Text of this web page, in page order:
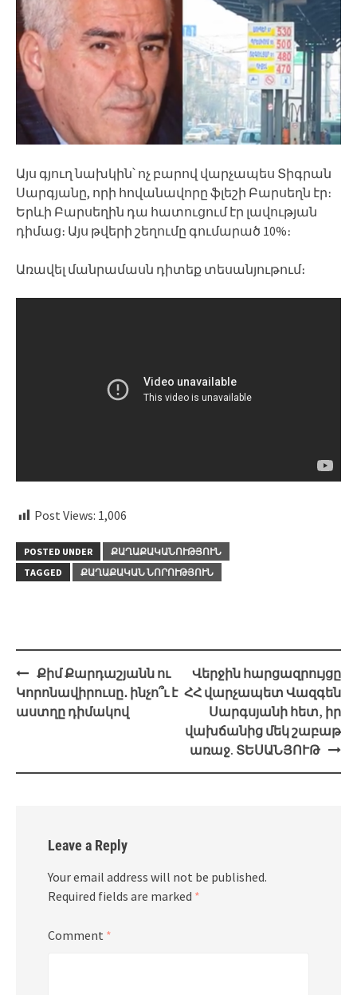
Այս գյուղ նախկին՝ ոչ բարով վարչապես Տիգրան
Սարգյանը, որի հովանավորը ֆլեշի Բարսեղն էր։
Երևի Բարսեղին դա հատուցում էր լավության
դիմաց։ Այս թվերի շեղումը գումարած 10%։
Առավել մանրամասն դիտեք տեսանյութում։
Post Views: 1,006
POSTED UNDER
ՔԱՂԱՔԱԿԱՆՈՒԹՅՈՒՆ
TAGGED
ՔԱՂԱՔԱԿԱՆ ՆՈՐՈՒԹՅՈՒՆ
Post
navigation
Քիմ Քարդաշյանն ու
Կորոնավիրուսը․ ինչո՞ւ է
աստղը դիմակով
Վերջին հարցազրույցը
ՀՀ վարչապետ Վազգեն
Սարգսյանի հետ, իր
վախճանից մեկ շաբաթ
առաջ. ՏԵՍԱՆՅՈՒԹ
Leave a Reply
Your email address will not be published.
Required fields are marked *
Comment *